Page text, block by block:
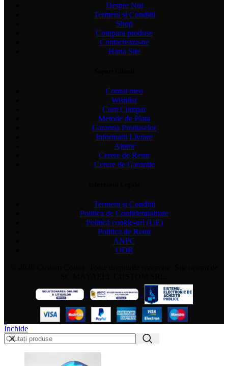
Despre Noi
Termeni și Condiții
Shop
Compara produse
Contacteaza-ne
Harta Site
Contul meu
Wishlist
Cum Cumpar
Metode de Plata
Garantia Produselor
Informatii Livrare
Ajutor
Cerere de Retur
Cerere de Garanție
Termeni și Condiții
Politica de Confidențialitate
Politică cookie-uri (UE)
Politica de Retur
ANPC
ODR
Închide